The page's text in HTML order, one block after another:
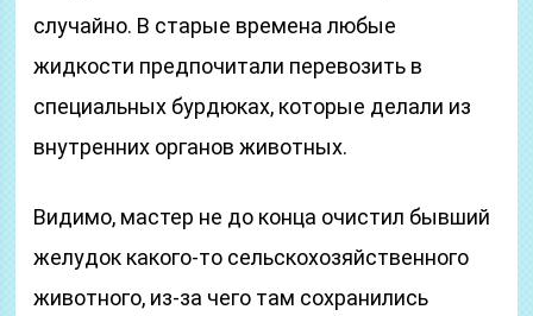
случайно. В старые времена любые
жидкости предпочитали перевозить в
специальных бурдюках, которые делали из
внутренних органов животных.
Видимо, мастер не до конца очистил бывший
желудок какого-то сельскохозяйственного
животного, из-за чего там сохранились